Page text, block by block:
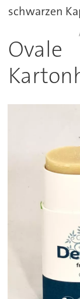
schwarzen
Ovale